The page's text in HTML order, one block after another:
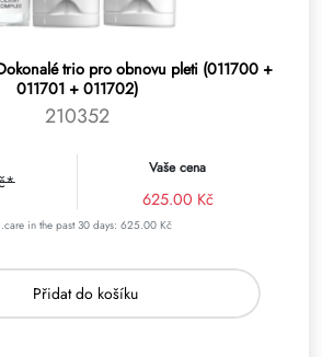
trio pro obnovu pleti (011700 +
011701 + 011702)
210352
Vaše cena
625.00 Kč
in the past 30 days: 625.00 Kč
Přidat do košíku